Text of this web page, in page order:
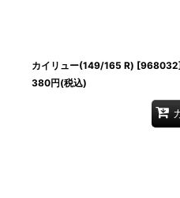
カイリュー(149/165 R) [968032
380円(税込)